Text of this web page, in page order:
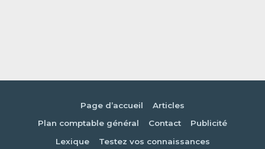
Page d’accueil
Articles
Plan comptable général
Contact
Publicité
Lexique
Testez vos connaissances